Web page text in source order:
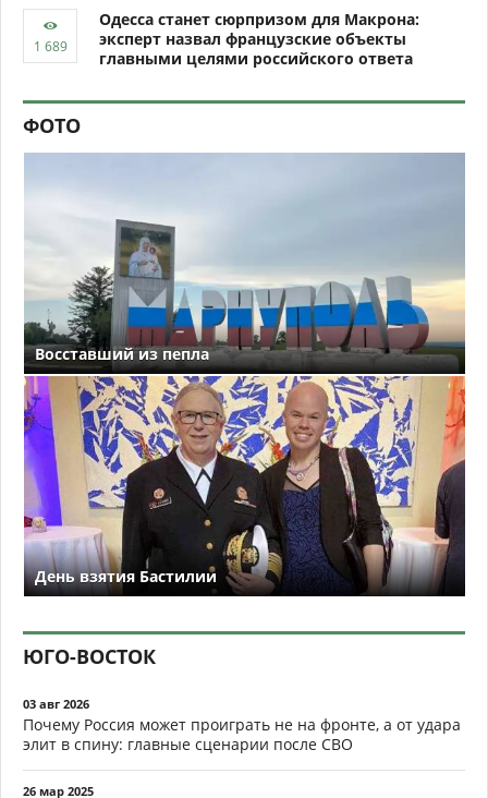
Одесса станет сюрпризом для Макрона:
эксперт назвал французские объекты
главными целями российского ответа
ФОТО
Восставший из пепла
День взятия Бастилии
ЮГО-ВОСТОК
03 авг 2026
Почему Россия может проиграть не на фронте, а от удара
элит в спину: главные сценарии после СВО
26 мар 2025